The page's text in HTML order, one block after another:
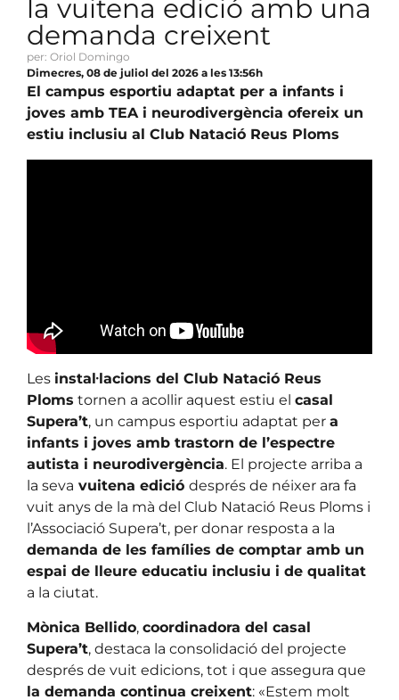
la vuitena edició amb una
demanda creixent
per: Oriol Domingo
Dimecres, 08 de juliol del 2026 a les 13:56h
El campus esportiu adaptat per a infants i
joves amb TEA i neurodivergència ofereix un
estiu inclusiu al Club Natació Reus Ploms
Les instal·lacions del Club Natació Reus
Ploms tornen a acollir aquest estiu el casal
Supera’t, un campus esportiu adaptat per a
infants i joves amb trastorn de l’espectre
autista i neurodivergència. El projecte arriba a
la seva vuitena edició després de néixer ara fa
vuit anys de la mà del Club Natació Reus Ploms i
l’Associació Supera’t, per donar resposta a la
demanda de les famílies de comptar amb un
espai de lleure educatiu inclusiu i de qualitat
a la ciutat.
Mònica Bellido, coordinadora del casal
Supera’t, destaca la consolidació del projecte
després de vuit edicions, tot i que assegura que
la demanda continua creixent: «Estem molt